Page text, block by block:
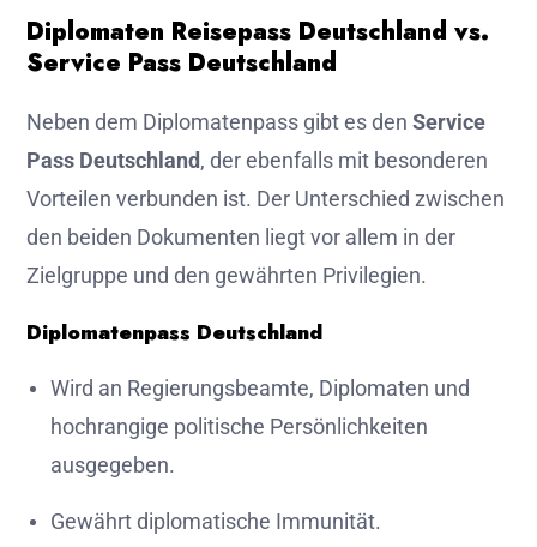
Diplomaten Reisepass Deutschland vs.
Service Pass Deutschland
Neben dem Diplomatenpass gibt es den Service
Pass Deutschland, der ebenfalls mit besonderen
Vorteilen verbunden ist. Der Unterschied zwischen
den beiden Dokumenten liegt vor allem in der
Zielgruppe und den gewährten Privilegien.
Diplomatenpass Deutschland
Wird an Regierungsbeamte, Diplomaten und
hochrangige politische Persönlichkeiten
ausgegeben.
Gewährt diplomatische Immunität.